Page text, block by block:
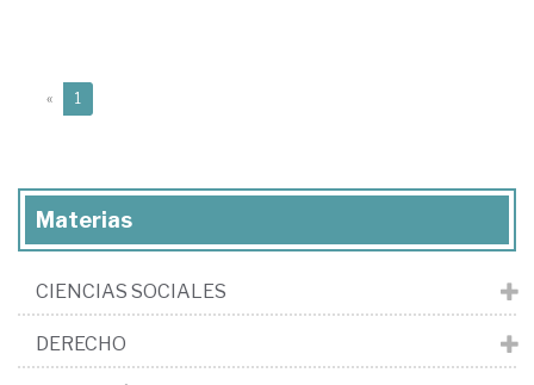
« 1
Materias
CIENCIAS SOCIALES
DERECHO